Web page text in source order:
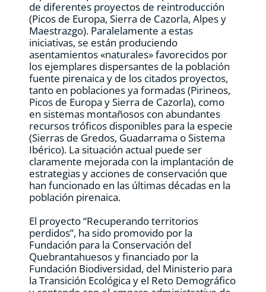
de diferentes proyectos de reintroducción
(Picos de Europa, Sierra de Cazorla, Alpes y
Maestrazgo). Paralelamente a estas
iniciativas, se están produciendo
asentamientos «naturales» favorecidos por
los ejemplares dispersantes de la población
fuente pirenaica y de los citados proyectos,
tanto en poblaciones ya formadas (Pirineos,
Picos de Europa y Sierra de Cazorla), como
en sistemas montañosos con abundantes
recursos tróficos disponibles para la especie
(Sierras de Gredos, Guadarrama o Sistema
Ibérico). La situación actual puede ser
claramente mejorada con la implantación de
estrategias y acciones de conservación que
han funcionado en las últimas décadas en la
población pirenaica.
El proyecto “Recuperando territorios
perdidos”, ha sido promovido por la
Fundación para la Conservación del
Quebrantahuesos y financiado por la
Fundación Biodiversidad, del Ministerio para
la Transición Ecológica y el Reto Demográfico